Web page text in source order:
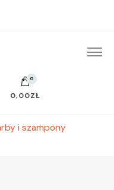
0
0,00ZŁ
i szampony